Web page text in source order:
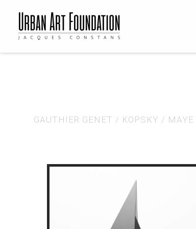
GAUTHIER GENET / KOPSKY / MAYE